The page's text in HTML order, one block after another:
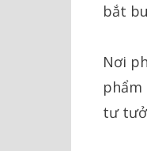
bắt
Nơi
tư